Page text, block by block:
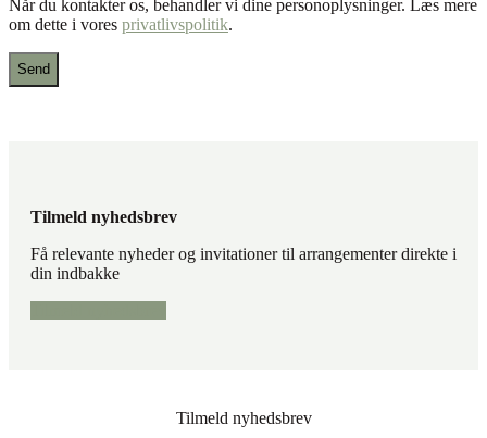
hjælpe
med?
Når du kontakter os, behandler vi dine personoplysninger. Læs mere
om dette i vores privatlivspolitik.
Tilmeld nyhedsbrev
Få relevante nyheder og invitationer til arrangementer direkte i
din indbakke
Tilmeld nyhedsbrev